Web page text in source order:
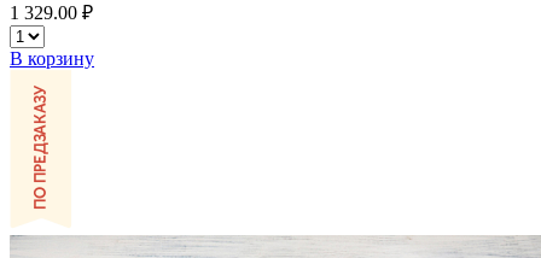
1 329.00 ₽
В корзину